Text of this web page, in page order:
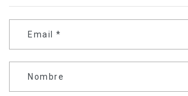
Email *
Nombre